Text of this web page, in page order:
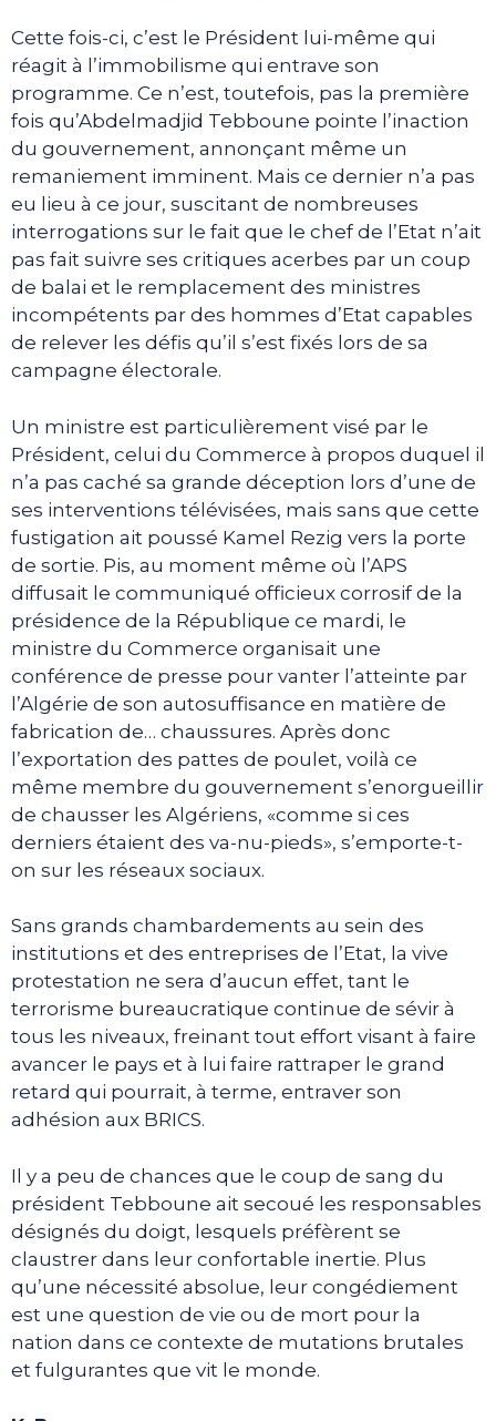
Cette fois-ci, c’est le Président lui-même qui
réagit à l’immobilisme qui entrave son
programme. Ce n’est, toutefois, pas la première
fois qu’Abdelmadjid Tebboune pointe l’inaction
du gouvernement, annonçant même un
remaniement imminent. Mais ce dernier n’a pas
eu lieu à ce jour, suscitant de nombreuses
interrogations sur le fait que le chef de l’Etat n’ait
pas fait suivre ses critiques acerbes par un coup
de balai et le remplacement des ministres
incompétents par des hommes d’Etat capables
de relever les défis qu’il s’est fixés lors de sa
campagne électorale.
Un ministre est particulièrement visé par le
Président, celui du Commerce à propos duquel il
n’a pas caché sa grande déception lors d’une de
ses interventions télévisées, mais sans que cette
fustigation ait poussé Kamel Rezig vers la porte
de sortie. Pis, au moment même où l’APS
diffusait le communiqué officieux corrosif de la
présidence de la République ce mardi, le
ministre du Commerce organisait une
conférence de presse pour vanter l’atteinte par
l’Algérie de son autosuffisance en matière de
fabrication de… chaussures. Après donc
l’exportation des pattes de poulet, voilà ce
même membre du gouvernement s’enorgueillir
de chausser les Algériens, «comme si ces
derniers étaient des va-nu-pieds», s’emporte-t-
on sur les réseaux sociaux.
Sans grands chambardements au sein des
institutions et des entreprises de l’Etat, la vive
protestation ne sera d’aucun effet, tant le
terrorisme bureaucratique continue de sévir à
tous les niveaux, freinant tout effort visant à faire
avancer le pays et à lui faire rattraper le grand
retard qui pourrait, à terme, entraver son
adhésion aux BRICS.
Il y a peu de chances que le coup de sang du
président Tebboune ait secoué les responsables
désignés du doigt, lesquels préfèrent se
claustrer dans leur confortable inertie. Plus
qu’une nécessité absolue, leur congédiement
est une question de vie ou de mort pour la
nation dans ce contexte de mutations brutales
et fulgurantes que vit le monde.